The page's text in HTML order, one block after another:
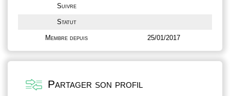
Suivre
Statut
Membre depuis 25/01/2017
Partager son profil